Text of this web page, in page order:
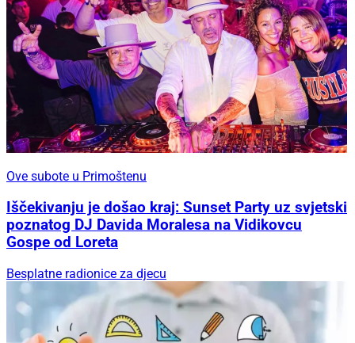
Zabava za sve generacije
Skradin nastavlja živjeti punim ljetnim ritmom:
Pogledajte što vas očekuje ovog tjedna
Ove subote u Primoštenu